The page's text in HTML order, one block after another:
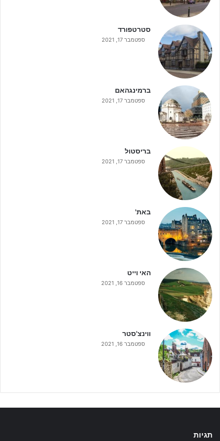
סטרטפורד
ספטמבר 17, 2021
ברמינגהאם
ספטמבר 17, 2021
בריסטול
ספטמבר 17, 2021
באת'
ספטמבר 17, 2021
האי וייט
ספטמבר 16, 2021
ווינצ'סטר
ספטמבר 16, 2021
תגיות